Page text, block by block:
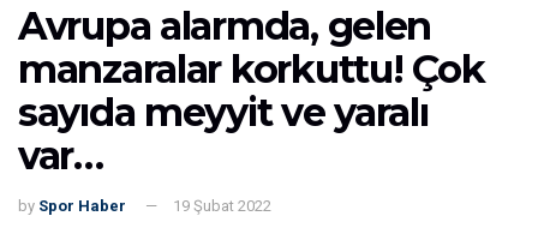
Avrupa alarmda, gelen
manzaralar korkuttu! Çok
sayıda meyyit ve yaralı
var…
by Spor Haber 19 Şubat 2022